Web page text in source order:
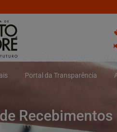
Portal da Transparência
Recebimentos